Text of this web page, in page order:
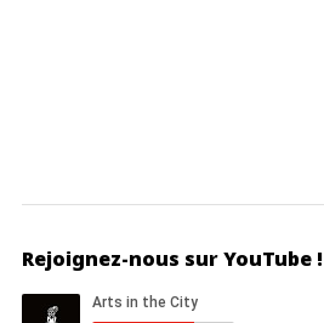
Rejoignez-nous sur YouTube !